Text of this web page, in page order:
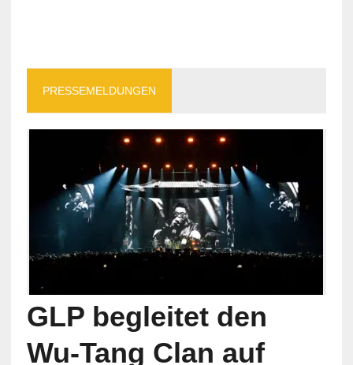
PRESSEMELDUNGEN
GLP begleitet den
Wu-Tang Clan auf